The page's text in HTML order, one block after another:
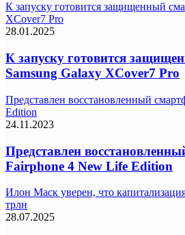
К запуску готовится защищенный
XCover7 Pro
28.01.2025
К запуску готовится
Samsung Galaxy XCover7 Pro
Представлен восстановленный
Edition
24.11.2023
Представлен
Fairphone 4 New Life Edition
Илон Маск уверен, что
трлн
28.07.2025